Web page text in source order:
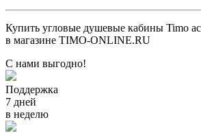
Купить угловые душевые кабины Timo
в магазине TIMO-ONLINE.RU
С нами выгодно!
Поддержка
7 дней
в неделю